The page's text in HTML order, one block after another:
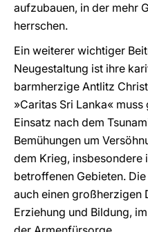
aufzubauen, in der mehr
herrschen.
Ein weiterer wichtiger
Neugestaltung ist ihre
barmherzige Antlitz
»Caritas Sri Lanka«
Einsatz nach dem
Bemühungen um
dem Krieg, insbesondere
betroffenen Gebieten.
auch einen großherzigen
Erziehung und Bildung,